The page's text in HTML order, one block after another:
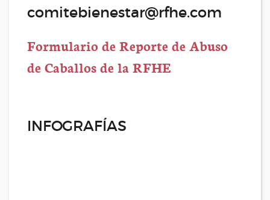
comitebienestar@rfhe.com
Formulario de Reporte de Abuso
de Caballos de la RFHE
INFOGRAFÍAS